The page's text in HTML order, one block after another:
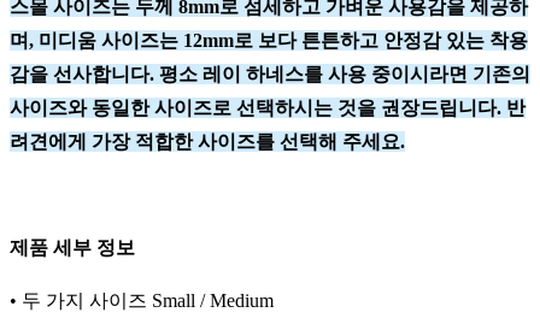
스몰 사이즈는 두께 8mm로 섬세하고 가벼운 사용감을 제공하
며, 미디움 사이즈는 12mm로 보다 튼튼하고 안정감 있는 착용
감을 선사합니다. 평소 레이 하네스를 사용 중이시라면 기존의
사이즈와 동일한 사이즈로 선택하시는 것을 권장드립니다. 반
려견에게 가장 적합한 사이즈를 선택해 주세요.
제품 세부 정보
• 두 가지 사이즈 Small / Medium